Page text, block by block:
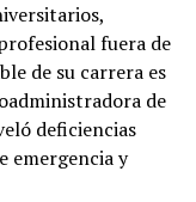
fuera de
de su carrera es
de
deficiencias
emergencia y